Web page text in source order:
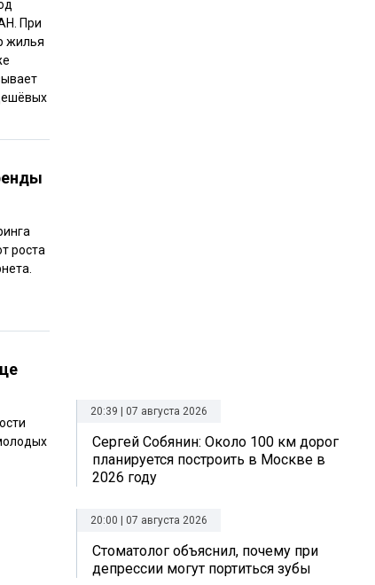
При
жилья
роста
20:39 | 07 августа 2026
Сергей Собянин: Около 100 км дорог
планируется построить в Москве в
2026 году
20:00 | 07 августа 2026
Стоматолог объяснил, почему при
депрессии могут портиться зубы